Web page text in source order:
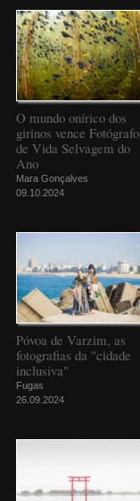
O mundo onírico dos
girinos vence Fotógrafo
de Vida Selvagem do
Ano
Mara Gonçalves
09.10.2024
Póvoa de Varzim, as
fotografias da "cidade
inclusiva"
Fugas
26.09.2024